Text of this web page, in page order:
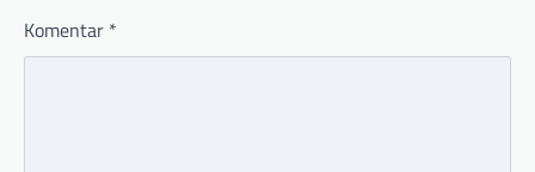
Komentar *